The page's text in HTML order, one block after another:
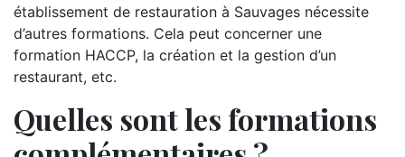
établissement de restauration à Sauvages nécessite
d’autres formations. Cela peut concerner une
formation HACCP, la création et la gestion d’un
restaurant, etc.
Quelles sont les formations